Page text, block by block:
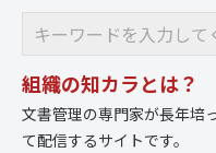
組織の知カラとは？
文書管理の専門家が長年培
て配信するサイトです。